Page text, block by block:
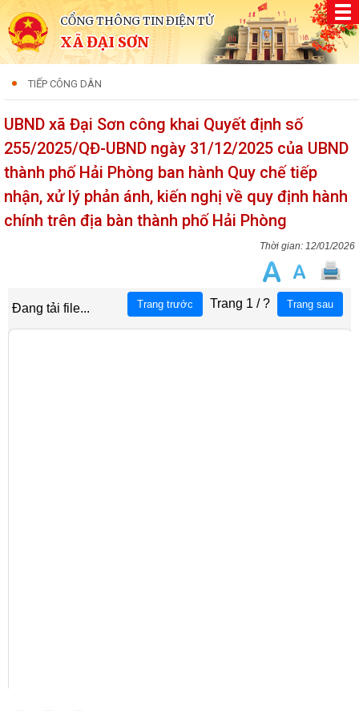
CỔNG THÔNG TIN ĐIỆN TỬ
XÃ ĐẠI SƠN
TIẾP CÔNG DÂN
UBND xã Đại Sơn công khai Quyết định số
255/2025/QĐ-UBND ngày 31/12/2025 của UBND
thành phố Hải Phòng ban hành Quy chế tiếp
nhận, xử lý phản ánh, kiến nghị về quy định hành
chính trên địa bàn thành phố Hải Phòng
12/01/2026